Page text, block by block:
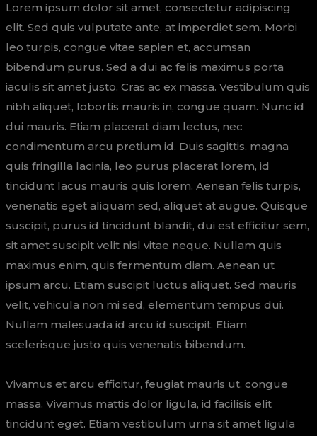
Lorem ipsum dolor sit amet, consectetur adipiscing
elit. Sed quis vulputate ante, at imperdiet sem. Morbi
leo turpis, congue vitae sapien et, accumsan
bibendum purus. Sed a dui ac felis maximus porta
iaculis sit amet justo. Cras ac ex massa. Vestibulum quis
nibh aliquet, lobortis mauris in, congue quam. Nunc id
dui mauris. Etiam placerat diam lectus, nec
condimentum arcu pretium id. Duis sagittis, magna
quis fringilla lacinia, leo purus placerat lorem, id
tincidunt lacus mauris quis lorem. Aenean felis turpis,
venenatis eget aliquam sed, aliquet at augue. Quisque
suscipit, purus id tincidunt blandit, dui est efficitur sem,
sit amet suscipit velit nisl vitae neque. Nullam quis
maximus enim, quis fermentum diam. Aenean ut
ipsum arcu. Etiam suscipit luctus aliquet. Sed mauris
velit, vehicula non mi sed, elementum tempus dui.
Nullam malesuada id arcu id suscipit. Etiam
scelerisque justo quis venenatis bibendum.
Vivamus et arcu efficitur, feugiat mauris ut, congue
massa. Vivamus mattis dolor ligula, id facilisis elit
tincidunt eget. Etiam vestibulum urna sit amet ligula